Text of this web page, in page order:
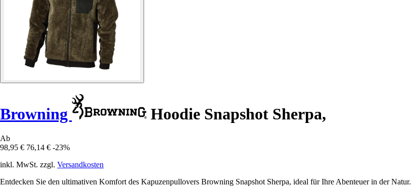
Browning Hoodie Snapshot Sherpa,
Ab
98,95 € 76,14 € -23%
inkl. MwSt. zzgl. Versandkosten
Entdecken Sie den ultimativen Komfort des Kapuzenpullovers Browning Snapshot Sherpa, ideal für Ihre Abenteuer in der Natur.